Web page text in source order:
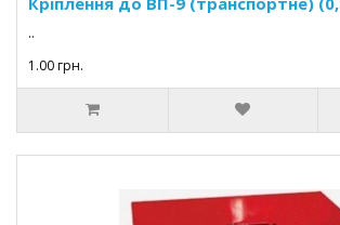
..
1.00 грн.